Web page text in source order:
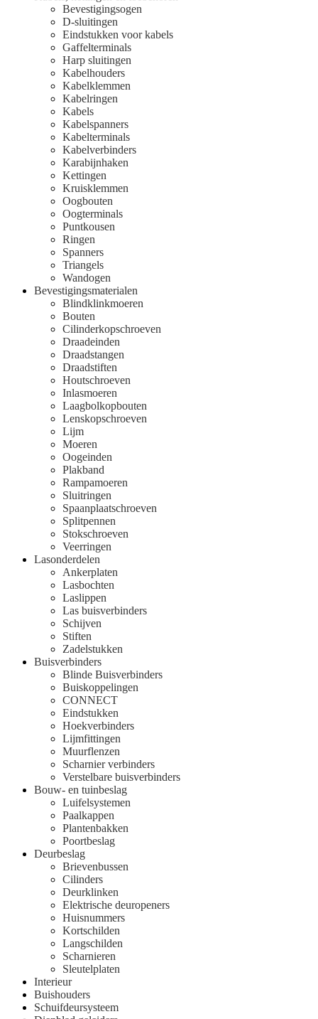
Bevestigingsogen
D-sluitingen
Eindstukken voor kabels
Gaffelterminals
Harp sluitingen
Kabelhouders
Kabelklemmen
Kabelringen
Kabels
Kabelspanners
Kabelterminals
Kabelverbinders
Karabijnhaken
Kettingen
Kruisklemmen
Oogbouten
Oogterminals
Puntkousen
Ringen
Spanners
Triangels
Wandogen
Bevestigingsmaterialen
Blindklinkmoeren
Bouten
Cilinderkopschroeven
Draadeinden
Draadstangen
Draadstiften
Houtschroeven
Inlasmoeren
Laagbolkopbouten
Lenskopschroeven
Lijm
Moeren
Oogeinden
Plakband
Rampamoeren
Sluitringen
Spaanplaatschroeven
Splitpennen
Stokschroeven
Veerringen
Lasonderdelen
Ankerplaten
Lasbochten
Laslippen
Las buisverbinders
Schijven
Stiften
Zadelstukken
Buisverbinders
Blinde Buisverbinders
Buiskoppelingen
CONNECT
Eindstukken
Hoekverbinders
Lijmfittingen
Muurflenzen
Scharnier verbinders
Verstelbare buisverbinders
Bouw- en tuinbeslag
Luifelsystemen
Paalkappen
Plantenbakken
Poortbeslag
Deurbeslag
Brievenbussen
Cilinders
Deurklinken
Elektrische deuropeners
Huisnummers
Kortschilden
Langschilden
Scharnieren
Sleutelplaten
Interieur
Buishouders
Schuifdeursysteem